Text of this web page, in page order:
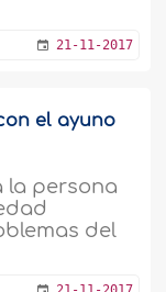
21-11-2017
el ayuno
la persona
del